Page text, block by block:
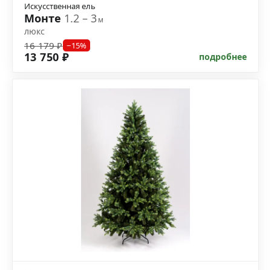
Искусственная ель
Монте 1.2 – 3м
люкс
16 179 ₽ −15%
13 750 ₽ подробнее